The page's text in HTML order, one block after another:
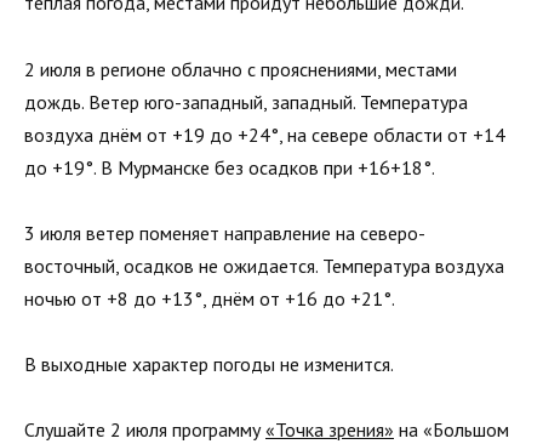
2 июля в регионе облачно с прояснениями, местами
дождь. Ветер юго-западный, западный. Температура
воздуха днём от +19 до +24°, на севере области от +14
до +19°. В Мурманске без осадков при +16+18°.
3 июля ветер поменяет направление на северо-
восточный, осадков не ожидается. Температура воздуха
ночью от +8 до +13°, днём от +16 до +21°.
В выходные характер погоды не изменится.
Слушайте 2 июля программу«Точка зрения» на «Большом